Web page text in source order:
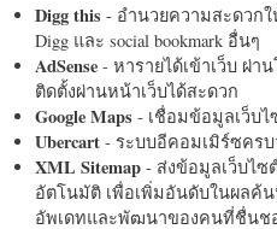
Digg this - อำนวยความสะดวกใ
Digg และ social bookmark อื่นๆ
AdSense - หารายได้เข้าเว็บ ผ่า
ติดตั้งผ่านหน้าเว็บได้สะดวก
Google Maps - เชื่อมข้อมูลเว็บไ
Ubercart - ระบบอีคอมเมิร์ซครบ
XML Sitemap - ส่งข้อมูลเว็บไซต์
อัตโนมัติ เพื่อเพิ่มอันดับในผลค้
อัพเดทและพัฒนาของคนที่ชื่นช